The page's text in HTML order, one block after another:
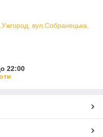
вул.Собранецька,
22:00